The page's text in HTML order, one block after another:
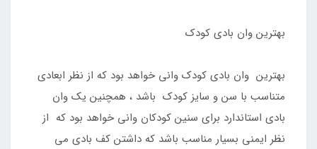
بهترین وان بادی کودک
بهترین وان بادی کودک وانی خواهد بود که از نظر ابعادی
متناسب با سن و سایز کودک باشد ، همچنین یک وان
بادی استاندارد برای سنین کودکان وانی خواهد بود که از
نظر ایمنی بسیار مناسب باشد که داشتن کف بادی می